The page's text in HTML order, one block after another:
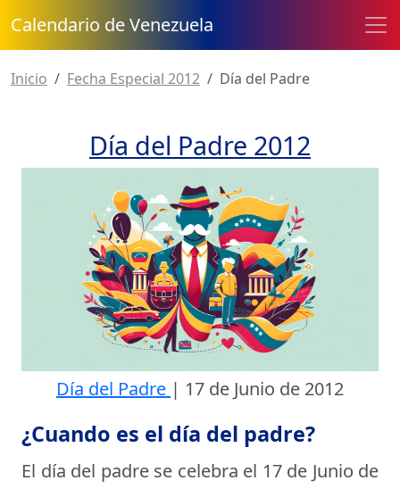
Calendario de Venezuela
Inicio Fecha Especial 2012 Día del Padre
Día del Padre 2012
Día del Padre | 17 de Junio de 2012
¿Cuando es el día del padre?
El día del padre se celebra el 17 de Junio de